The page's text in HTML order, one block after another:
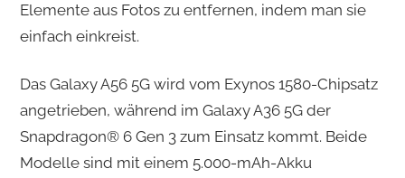
Elemente aus Fotos zu entfernen, indem man sie
einfach einkreist. ​
Das Galaxy A56 5G wird vom Exynos 1580-Chipsatz
angetrieben, während im Galaxy A36 5G der
Snapdragon® 6 Gen 3 zum Einsatz kommt. Beide
Modelle sind mit einem 5.000-mAh-Akku